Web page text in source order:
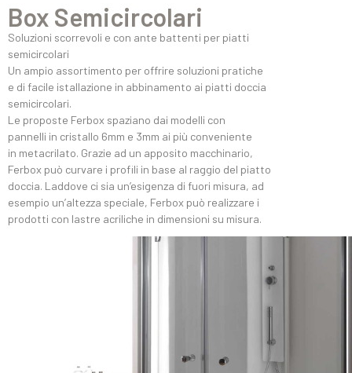
Box Semicircolari
Soluzioni scorrevoli e con ante battenti per piatti
semicircolari
Un ampio assortimento per offrire soluzioni pratiche
e di facile istallazione in abbinamento ai piatti doccia
semicircolari.
Le proposte Ferbox spaziano dai modelli con
pannelli in cristallo 6mm e 3mm ai più conveniente
in metacrilato. Grazie ad un apposito macchinario,
Ferbox può curvare i profili in base al raggio del piatto
doccia. Laddove ci sia un’esigenza di fuori misura, ad
esempio un’altezza speciale, Ferbox può realizzare i
prodotti con lastre acriliche in dimensioni su misura.